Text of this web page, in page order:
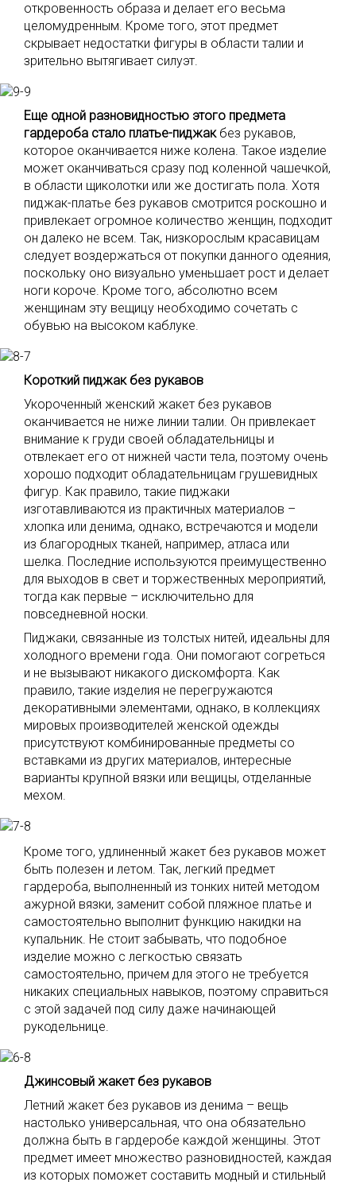
откровенность образа и делает его весьма
целомудренным. Кроме того, этот предмет
скрывает недостатки фигуры в области талии и
зрительно вытягивает силуэт.
Еще одной разновидностью этого предмета
гардероба стало платье-пиджакбез рукавов,
которое оканчивается ниже колена. Такое изделие
может оканчиваться сразу под коленной чашечкой,
в области щиколотки или же достигать пола. Хотя
пиджак-платье без рукавов смотрится роскошно и
привлекает огромное количество женщин, подходит
он далеко не всем. Так, низкорослым красавицам
следует воздержаться от покупки данного одеяния,
поскольку оно визуально уменьшает рост и делает
ноги короче. Кроме того, абсолютно всем
женщинам эту вещицу необходимо сочетать с
обувью на высоком каблуке.
Короткий пиджак без рукавов
Укороченный женский жакет без рукавов
оканчивается не ниже линии талии. Он привлекает
внимание к груди своей обладательницы и
отвлекает его от нижней части тела, поэтому очень
хорошо подходит обладательницам грушевидных
фигур. Как правило, такие пиджаки
изготавливаются из практичных материалов –
хлопка или денима, однако, встречаются и модели
из благородных тканей, например, атласа или
шелка. Последние используются преимущественно
для выходов в свет и торжественных мероприятий,
тогда как первые – исключительно для
повседневной носки.
Пиджаки, связанные из толстых нитей, идеальны для
холодного времени года. Они помогают согреться
и не вызывают никакого дискомфорта. Как
правило, такие изделия не перегружаются
декоративными элементами, однако, в коллекциях
мировых производителей женской одежды
присутствуют комбинированные предметы со
вставками из других материалов, интересные
варианты крупной вязки или вещицы, отделанные
мехом.
Кроме того, удлиненный жакет без рукавов может
быть полезен и летом. Так, легкий предмет
гардероба, выполненный из тонких нитей методом
ажурной вязки, заменит собой пляжное платье и
самостоятельно выполнит функцию накидки на
купальник. Не стоит забывать, что подобное
изделие можно с легкостью связать
самостоятельно, причем для этого не требуется
никаких специальных навыков, поэтому справиться
с этой задачей под силу даже начинающей
рукодельнице.
Джинсовый жакет без рукавов
Летний жакет без рукавов из денима – вещь
настолько универсальная, что она обязательно
должна быть в гардеробе каждой женщины. Этот
предмет имеет множество разновидностей, каждая
из которых поможет составить модный и стильный